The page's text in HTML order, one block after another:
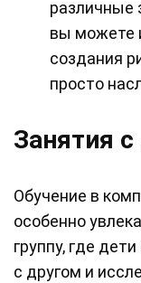
различные
вы можете
создания
просто
Занятия
Обучение в
особенно
группу, где
с другом и